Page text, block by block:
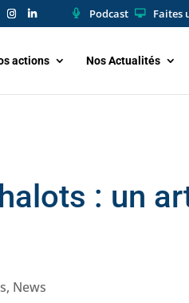
Podcast Faites
actions Nos Actualités
: un
, News